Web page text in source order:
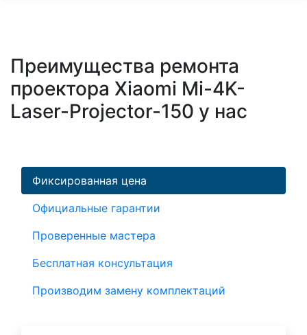
Преимущества ремонта
проектора Xiaomi Mi-4K-
Laser-Projector-150 у нас
Фиксированная цена
Официальные гарантии
Проверенные мастера
Бесплатная консультация
Производим замену комплектаций